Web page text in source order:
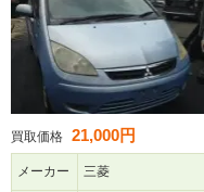
買取価格 21,000円
メーカー 三菱